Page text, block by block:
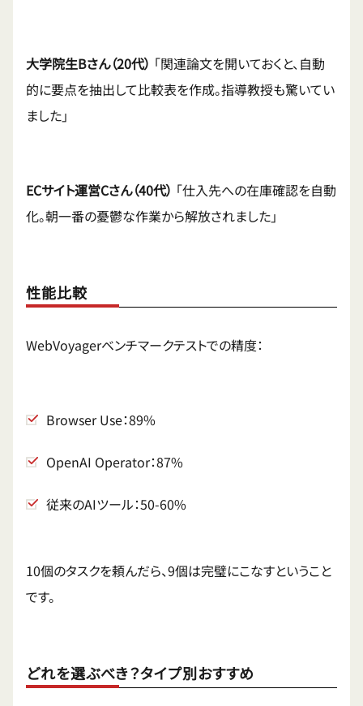
大学院生Bさん（20代） 「関連論文を開いておくと、自動
的に要点を抽出して比較表を作成。指導教授も驚いてい
ました」
ECサイト運営Cさん（40代） 「仕入先への在庫確認を自動
化。朝一番の憂鬱な作業から解放されました」
性能比較
WebVoyagerベンチマークテストでの精度：
Browser Use：89%
OpenAI Operator：87%
従来のAIツール：50-60%
10個のタスクを頼んだら、9個は完璧にこなすということ
です。
どれを選ぶべき？タイプ別おすすめ